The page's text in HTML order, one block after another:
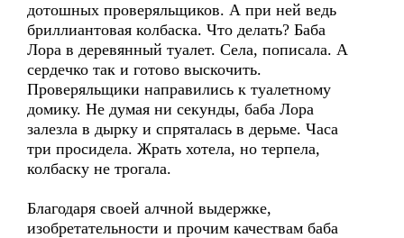
дотошных проверяльщиков. А при ней ведь
бриллиантовая колбаска. Что делать? Баба
Лора в деревянный туалет. Села, пописала. А
сердечко так и готово выскочить.
Проверяльщики направились к туалетному
домику. Не думая ни секунды, баба Лора
залезла в дырку и спряталась в дерьме. Часа
три просидела. Жрать хотела, но терпела,
колбаску не трогала.
Благодаря своей алчной выдержке,
изобретательности и прочим качествам баба